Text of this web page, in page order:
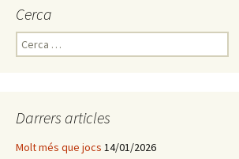
Cerca
e
:Darrers articles
Molt més que jocs 14/01/2026